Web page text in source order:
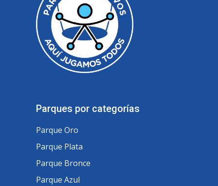
Parques por categorías
Parque Oro
Parque Plata
Parque Bronce
Parque Azul